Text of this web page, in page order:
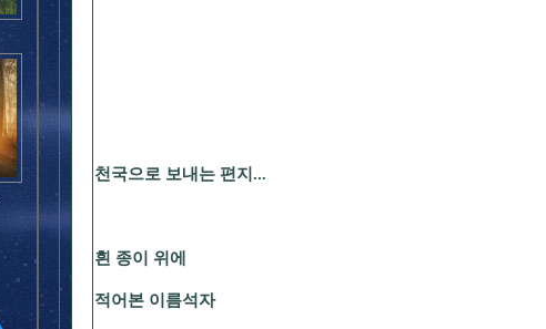
천국으로 보내는 편지...
흰 종이 위에
적어본 이름석자